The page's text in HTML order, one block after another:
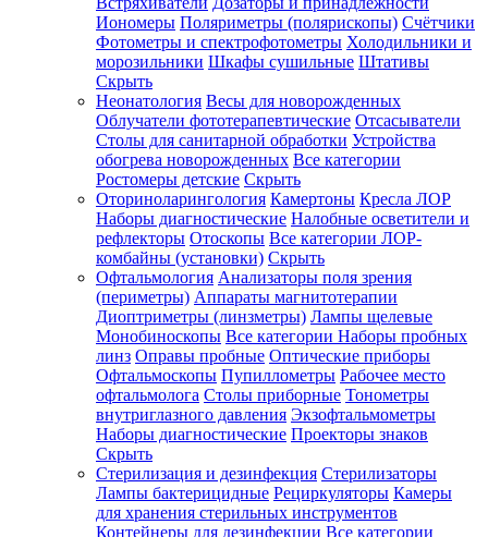
Иономеры Поляриметры (полярископы) Счётчики
Фотометры и спектрофотометры Холодильники и
морозильники Шкафы сушильные Штативы
Скрыть
Неонатология Весы для новорожденных
Облучатели фототерапевтические Отсасыватели
Столы для санитарной обработки Устройства
обогрева новорожденных Все категории
Ростомеры детские Скрыть
Оториноларингология Камертоны Кресла ЛОР
Наборы диагностические Налобные осветители и
рефлекторы Отоскопы Все категории ЛОР-
комбайны (установки) Скрыть
Офтальмология Анализаторы поля зрения
(периметры) Аппараты магнитотерапии
Диоптриметры (линзметры) Лампы щелевые
Монобиноскопы Все категории Наборы пробных
линз Оправы пробные Оптические приборы
Офтальмоскопы Пупиллометры Рабочее место
офтальмолога Столы приборные Тонометры
внутриглазного давления Экзофтальмометры
Наборы диагностические Проекторы знаков
Скрыть
Стерилизация и дезинфекция Стерилизаторы
Лампы бактерицидные Рециркуляторы Камеры
для хранения стерильных инструментов
Контейнеры для дезинфекции Все категории